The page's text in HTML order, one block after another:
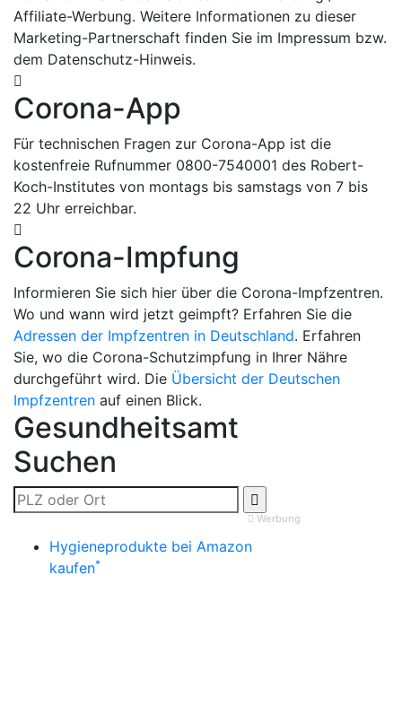
Affiliate-Werbung. Weitere Informationen zu dieser
Marketing-Partnerschaft finden Sie im Impressum bzw.
dem Datenschutz-Hinweis.
Corona-App
Für technischen Fragen zur Corona-App ist die
kostenfreie Rufnummer 0800-7540001 des Robert-
Koch-Institutes von montags bis samstags von 7 bis
22 Uhr erreichbar.
Corona-Impfung
Informieren Sie sich hier über die Corona-Impfzentren.
Wo und wann wird jetzt geimpft? Erfahren Sie die
Adressen der Impfzentren in Deutschland. Erfahren
Sie, wo die Corona-Schutzimpfung in Ihrer Nähre
durchgeführt wird. Die Übersicht der Deutschen
Impfzentren auf einen Blick.
Gesundheitsamt
Suchen
Werbung
Hygieneprodukte bei Amazon
kaufen*